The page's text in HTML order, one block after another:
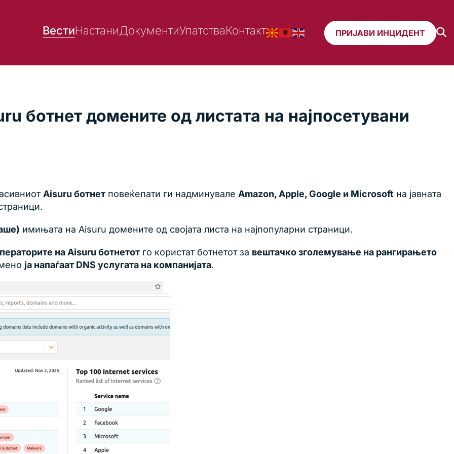
ВестиНастаниДокументиУпатстваКонтакт ПРИЈАВИ ИНЦИДЕНТ
ботнет домените од листата на најпосетувани
Aisuru ботнет повеќепати ги надминувале Amazon, Apple, Google и Microsoft на јавната
имињата на Aisuru домените од својата листа на најпопуларни страници.
на Aisuru ботнетот го користат ботнетот за вештачко зголемување на рангирањето
ја напаѓаат DNS услугата на компанијата.